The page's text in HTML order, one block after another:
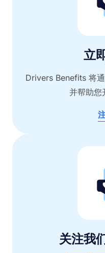
立
Drivers Benefits 将
并帮助您
关注我